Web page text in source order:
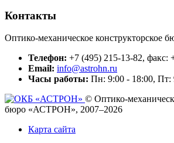
Контакты
Оптико-механическое
Телефон: +7 (495) 215-13-82, факс:
Email: info@astrohn.ru
Часы работы: Пн: 9:00 - 18:00, Пт:
© Оптико-
бюро «АСТРОН», 2007–2026
Карта сайта